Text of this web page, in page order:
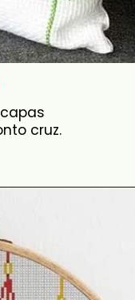
cruz.